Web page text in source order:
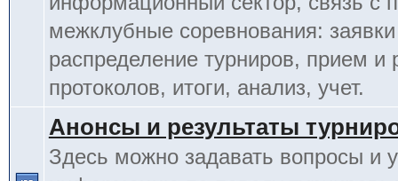
межклубные соревнования:
распределение турниров, прием и
протоколов, итоги, анализ, учет.
Анонсы и результаты
Здесь можно задавать вопросы и